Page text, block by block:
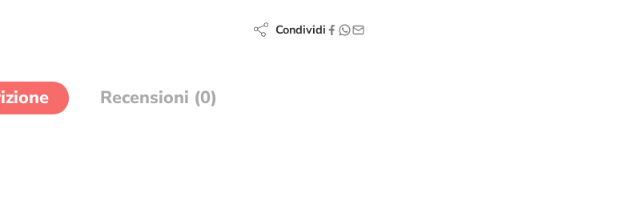
Condividi
Recensioni (0)